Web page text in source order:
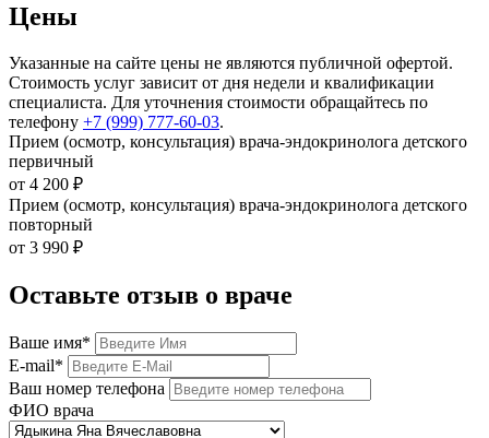
Цены
Указанные на сайте цены не являются публичной офертой.
Стоимость услуг зависит от дня недели и квалификации
специалиста. Для уточнения стоимости обращайтесь по
телефону +7 (999) 777-60-03.
Прием (осмотр, консультация) врача-эндокринолога детского
первичный
от 4 200 ₽
Прием (осмотр, консультация) врача-эндокринолога детского
повторный
от 3 990 ₽
Оставьте отзыв о враче
Ваше имя*
E-mail*
Ваш номер телефона
ФИО врача